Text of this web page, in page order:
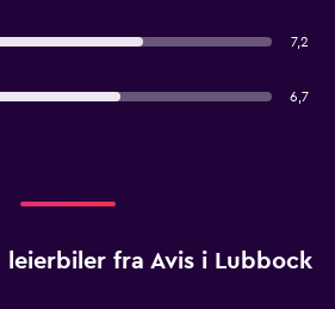
7,2
6,7
leierbiler fra Avis i Lubbock